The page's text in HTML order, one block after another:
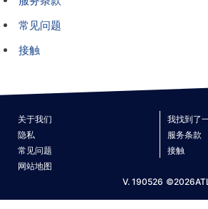
常见问题
接触
关于我们
我找到了
隐私
服务条款
常见问题
接触
网站地图
V. 190526